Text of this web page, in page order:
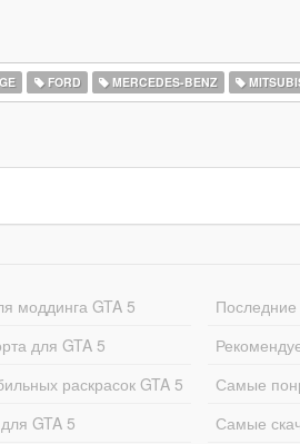
FORD MERCEDES-BENZ
моддинга GTA 5
для GTA 5
раскрасок GTA 5
GTA 5
Самые
Самые